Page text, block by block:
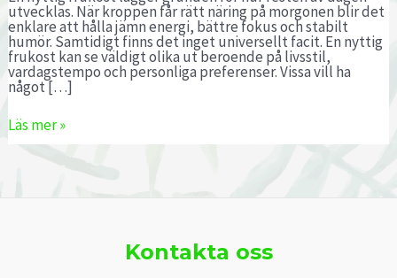
utvecklas. När kroppen får rätt näring på morgonen blir det
enklare att hålla jämn energi, bättre fokus och stabilt
humör. Samtidigt finns det inget universellt facit. En nyttig
frukost kan se väldigt olika ut beroende på livsstil,
vardagstempo och personliga preferenser. Vissa vill ha
något […]
Läs mer »
Kontakta oss